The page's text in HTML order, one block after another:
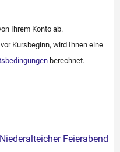
Ihrem Konto ab.
Kursbeginn, wird Ihnen eine
berechnet.
Niederalteicher Feierabend